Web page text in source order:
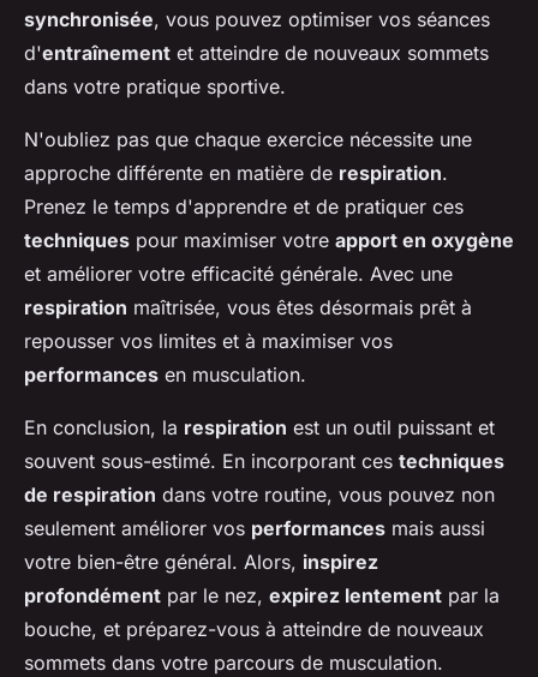
synchronisée, vous pouvez optimiser vos séances
d'entraînement et atteindre de nouveaux sommets
dans votre pratique sportive.
N'oubliez pas que chaque exercice nécessite une
approche différente en matière de respiration.
Prenez le temps d'apprendre et de pratiquer ces
techniques pour maximiser votre apport en oxygène
et améliorer votre efficacité générale. Avec une
respiration maîtrisée, vous êtes désormais prêt à
repousser vos limites et à maximiser vos
performances en musculation.
En conclusion, la respiration est un outil puissant et
souvent sous-estimé. En incorporant ces techniques
de respiration dans votre routine, vous pouvez non
seulement améliorer vos performances mais aussi
votre bien-être général. Alors, inspirez
profondément par le nez, expirez lentement par la
bouche, et préparez-vous à atteindre de nouveaux
sommets dans votre parcours de musculation.